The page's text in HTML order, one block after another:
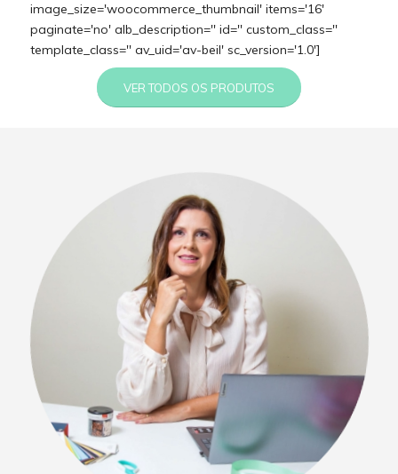
image_size='woocommerce_thumbnail' items='16'
paginate='no' alb_description='' id='' custom_class=''
template_class='' av_uid='av-beil' sc_version='1.0']
VER TODOS OS PRODUTOS